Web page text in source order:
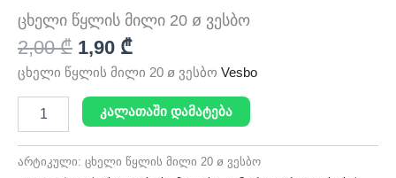
ცხელი წყლის მილი 20 ø ვესბო
2,00₾ 1,90 ₾
ცხელი წყლის მილი 20 ø ვესბო Vesbo
კალათაში დამატება
არტიკული: ცხელი წყლის მილი 20 ø ვესბო